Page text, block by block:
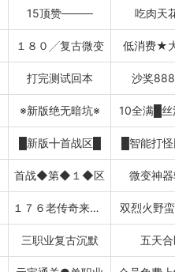
15顶赞──── 吃肉天
１８０╱复古微变 低消费★
打完测试回本 沙奖
※新版绝无暗坑※ 10全满█丝
█新版╋首战区█ █智能打
首战◆第◆１◆区 微变神
１７６老传奇来了████████ 双烈火野
三职业复古沉默 五天